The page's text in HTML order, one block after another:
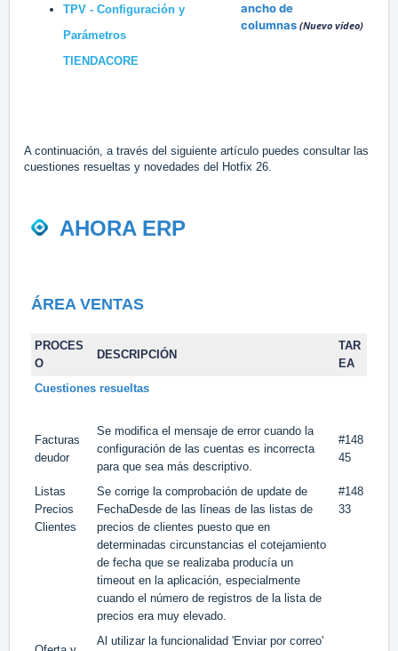
TPV - Configuración y
Parámetros
TIENDACORE
ancho de
columnas (Nuevo vídeo)
A continuación, a través del siguiente artículo puedes consultar las
cuestiones resueltas y novedades del Hotfix 26.
AHORA ERP
ÁREA VENTAS
PROCES
O
DESCRIPCIÓN
TAR
EA
Cuestiones resueltas
Facturas
deudor
Se modifica el mensaje de error cuando la
configuración de las cuentas es incorrecta
para que sea más descriptivo.
#148
45
Listas
Precios
Clientes
Se corrige la comprobación de update de
FechaDesde de las líneas de las listas de
precios de clientes puesto que en
determinadas circunstancias el cotejamiento
de fecha que se realizaba producía un
timeout en la aplicación, especialmente
cuando el número de registros de la lista de
precios era muy elevado.
#148
33
Al utilizar la funcionalidad 'Enviar por correo'